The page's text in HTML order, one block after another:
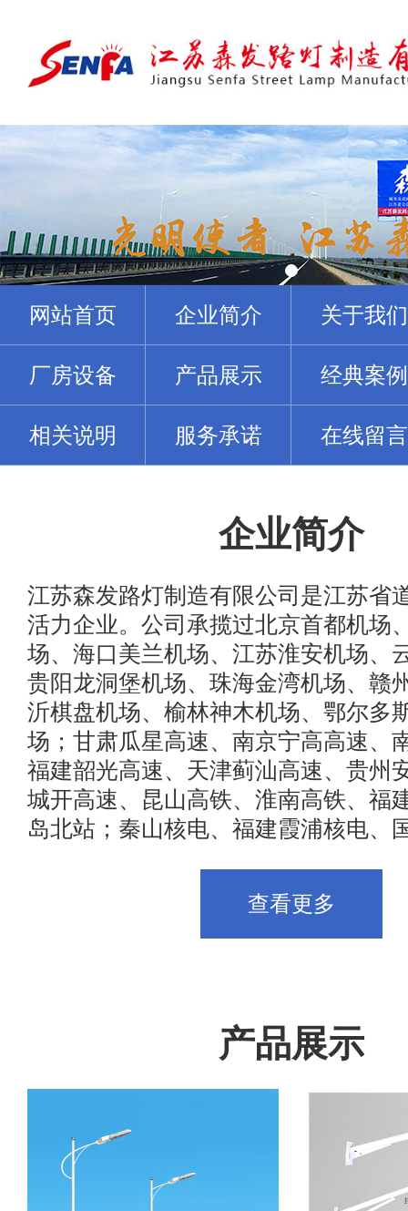
网站首页 企业简介 关于我们
厂房设备 产品展示 经典案例
相关说明 服务承诺 在线留言
企业简介
江苏森发路灯制造有限公司是江苏省
活力企业。公司承揽过北京首都机场
场、海口美兰机场、江苏淮安机场、
贵阳龙洞堡机场、珠海金湾机场、赣
沂棋盘机场、榆林神木机场、鄂尔多
场；甘肃瓜星高速、南京宁高高速、
福建韶光高速、天津蓟汕高速、贵州
城开高速、昆山高铁、淮南高铁、福
岛北站；秦山核电、福建霞浦核电、
查看更多
产品展示